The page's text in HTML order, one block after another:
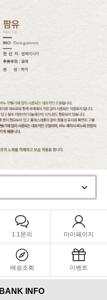
1:1문의 마이페이지
배송조회 이벤트
BANK INFO